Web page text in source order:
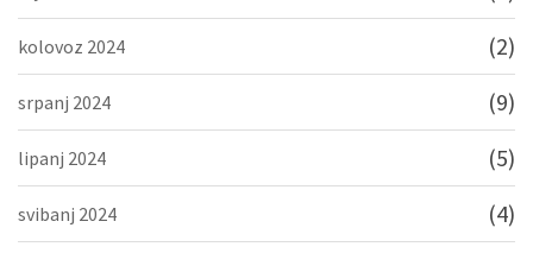
kolovoz 2024 (2)
srpanj 2024 (9)
lipanj 2024 (5)
svibanj 2024 (4)